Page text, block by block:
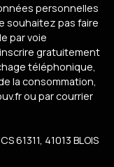
personnelles
souhaitez pas faire
par voie
gratuitement
téléphonique,
la consommation,
ou par courrier
61311, 41013 BLOIS